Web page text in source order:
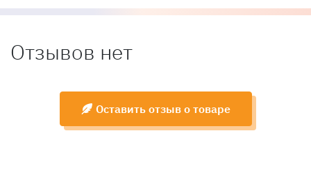
Отзывов нет
Оставить отзыв о товаре